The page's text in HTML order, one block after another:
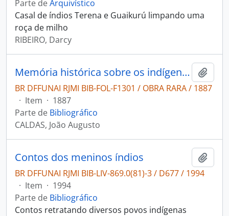
Parte deArquivístico
Casal de índios Terena e Guaikurú limpando uma
roça de milho
RIBEIRO, Darcy
Memória histórica sobre os indígenas da Província de Matto-Grosso
BR DFFUNAI RJMI BIB-FOL-F1301 / OBRA RARA / 1887
· Item · 1887
Parte de Bibliográfico
CALDAS, João Augusto
Contos dos meninos índios
BR DFFUNAI RJMI BIB-LIV-869.0(81)-3 / D677 / 1994
· Item · 1994
Parte de Bibliográfico
Contos retratando diversos povos indígenas